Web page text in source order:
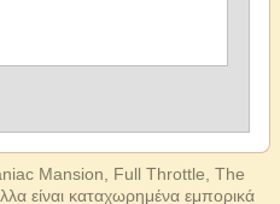
Mansion, Full Throttle, The
είναι καταχωρημένα εμπορικά